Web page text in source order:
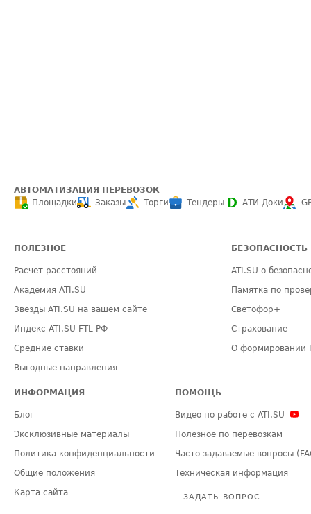
АВТОМАТИЗАЦИЯ ПЕРЕВОЗОК
Площадки
Заказы Торги Тендеры АТИ-Доки
ПОЛЕЗНОЕ
Расчет расстояний
Академия ATI.SU
Звезды ATI.SU на вашем сайте
Индекс ATI.SU FTL РФ
Средние ставки
Выгодные направления
БЕЗОПАСНОСТЬ
ATI.SU о
Памятка по
Светофор+
Страхование
О формировании
ИНФОРМАЦИЯ
Блог
Эксклюзивные материалы
Политика конфиденциальности
Общие положения
Карта сайта
ПОМОЩЬ
Видео по работе с ATI.SU
Полезное по перевозкам
Часто задаваемые вопросы
Техническая информация
ЗАДАТЬ ВОПРОС